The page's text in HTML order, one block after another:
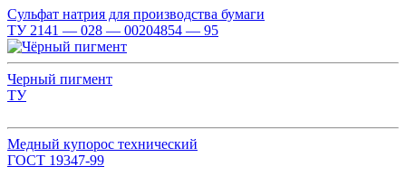
Сульфат натрия для производства бумаги
ТУ 2141 — 028 — 00204854 — 95
Черный пигмент
ТУ
Медный купорос технический
ГОСТ 19347-99